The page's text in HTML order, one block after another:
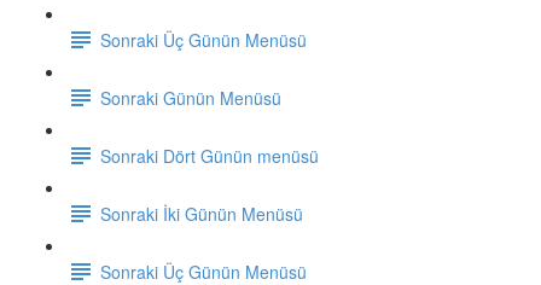
Sonraki Üç Günün Menüsü
Sonraki Günün Menüsü
Sonraki Dört Günün menüsü
Sonraki İki Günün Menüsü
Sonraki Üç Günün Menüsü